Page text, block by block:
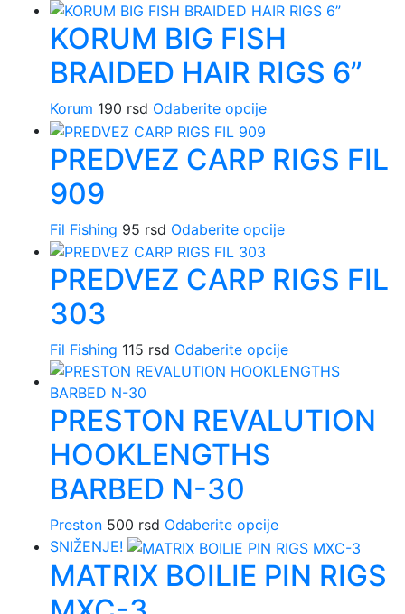
proizvod
varijanti.
izabrane
KORUM BIG FISH
BRAIDED HAIR RIGS 6”
Korum 190 rsd Odaberite opcije
ima
više
mogu
izabrane
proizvoda.
PREDVEZ CARP RIGS FIL
909
Fil Fishing 95 rsd Odaberite opcije
ima
više
mogu
biti
na
PREDVEZ CARP RIGS FIL
303
Fil Fishing 115 rsd Odaberite opcije
proizvod
više
varijanti.
na
stranici
proizvoda.
PRESTON REVALUTION
HOOKLENGTHS
BARBED N-30
Preston 500 rsd Odaberite opcije
proizvod
ima
više
SNIŽENJE!
MATRIX BOILIE PIN RIGS